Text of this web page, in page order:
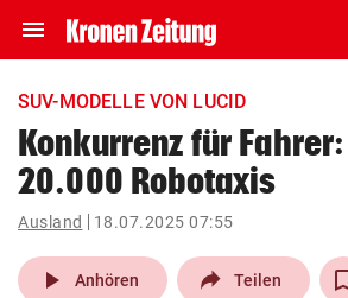
menu Navigation
ein-/ausklappen
account_circle Anmelden
pin_drop
Wien
SUV-MODELLE VON LUCID
Konkurrenz für
20.000 Robotaxis
Ausland 18.07.2025 07:55
play_arrow Anhören Teilen